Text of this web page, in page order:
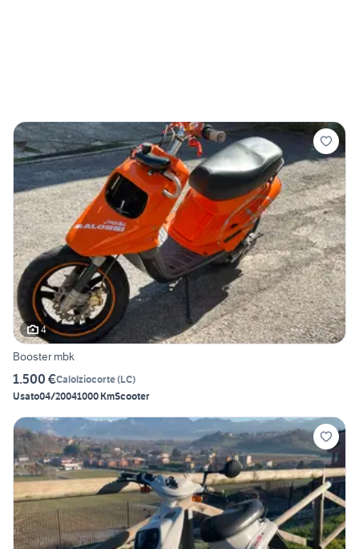
4
Booster mbk
1.500 €Calolziocorte(LC)
Usato04/20041000 KmScooter